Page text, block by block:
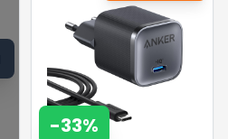
& 48h fredde,
perfetta fuori casa
-33%